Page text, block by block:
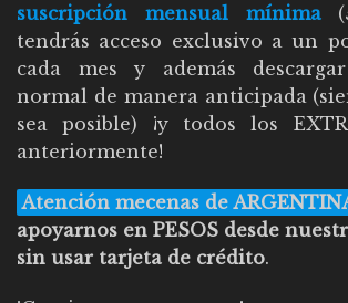
suscripción mensual mínima
tendrás acceso exclusivo a un
cada mes y además
normal de manera anticipada
sea posible) ¡y todos los
anteriormente!
Atención mecenas de
apoyarnos en PESOS desde
sin usar tarjeta de crédito.